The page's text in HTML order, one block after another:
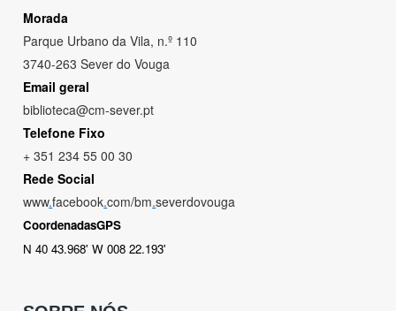
Morada
Parque Urbano da Vila, n.º 110
3740-263 Sever do Vouga
Email geral
biblioteca@cm-sever.pt
Telefone Fixo
+ 351 234 55 00 30
Rede Social
www.facebook.com/bm.severdovouga
CoordenadasGPS
N 40 43.968' W 008 22.193'